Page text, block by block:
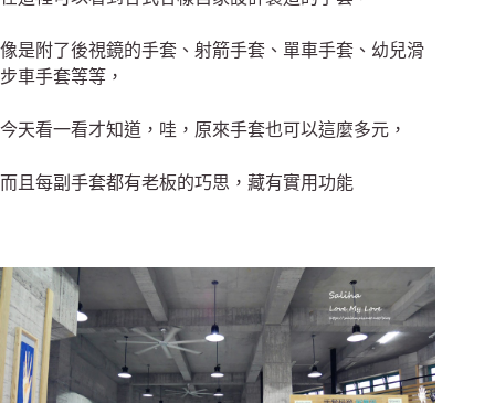
像是附了後視鏡的手套、射箭手套、單車手套、幼兒滑
步車手套等等，
今天看一看才知道，哇，原來手套也可以這麼多元，
而且每副手套都有老板的巧思，藏有實用功能